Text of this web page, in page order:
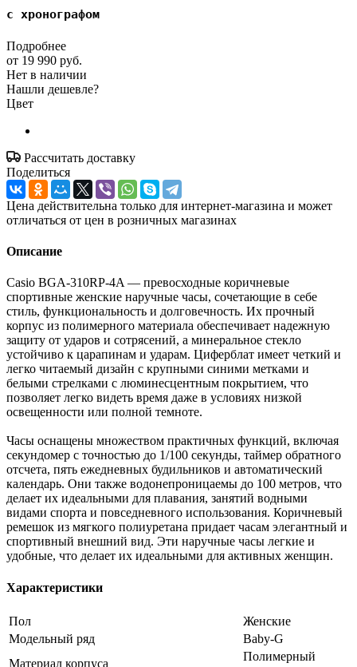
с хронографом
Подробнее
от 19 990 руб.
Нет в наличии
Нашли дешевле?
Цвет
Рассчитать доставку
Поделиться
Цена действительна только для интернет-магазина и может
отличаться от цен в розничных магазинах
Описание
Casio BGA-310RP-4A — превосходные коричневые
спортивные женские наручные часы, сочетающие в себе
стиль, функциональность и долговечность. Их прочный
корпус из полимерного материала обеспечивает надежную
защиту от ударов и сотрясений, а минеральное стекло
устойчиво к царапинам и ударам. Циферблат имеет четкий и
легко читаемый дизайн с крупными синими метками и
белыми стрелками с люминесцентным покрытием, что
позволяет легко видеть время даже в условиях низкой
освещенности или полной темноте.
Часы оснащены множеством практичных функций, включая
секундомер с точностью до 1/100 секунды, таймер обратного
отсчета, пять ежедневных будильников и автоматический
календарь. Они также водонепроницаемы до 100 метров, что
делает их идеальными для плавания, занятий водными
видами спорта и повседневного использования. Коричневый
ремешок из мягкого полиуретана придает часам элегантный и
спортивный внешний вид. Эти наручные часы легкие и
удобные, что делает их идеальными для активных женщин.
Характеристики
Пол
Женские
Модельный ряд
Baby-G
Материал корпуса
Полимерный